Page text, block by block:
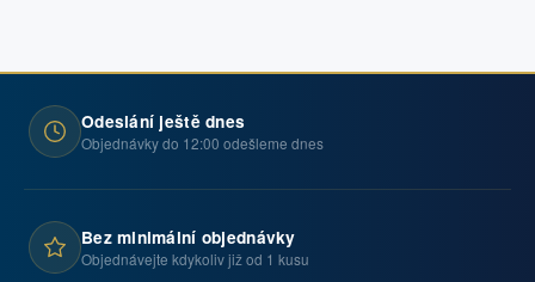
Odeslání ještě dnes
Objednávky do 12:00 odešleme dnes
Bez minimální objednávky
Objednávejte kdykoliv již od 1 kusu